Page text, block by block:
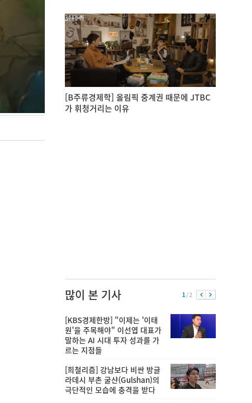
[B주류경제학] 올림픽 중계권 때문에 JTBC
가 휘청거리는 이유
많이 본 기사 1/ 2
[KBS경제한방] "이제는 '이태
원'을 주목해야" 이선엽 대표가
말하는 AI 시대 투자 성과를 가
르는 지점들
[희철리즘] 강남보다 비싼 방글
라데시 부촌 굴샨(Gulshan)의
극단적인 모습에 충격을 받다